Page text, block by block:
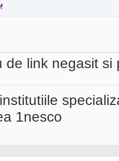
de link negasit
1nesco